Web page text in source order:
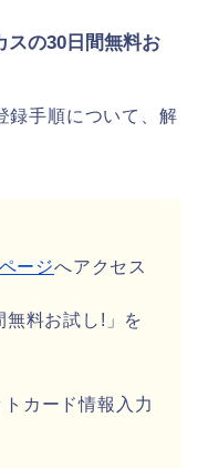
スの30日間無料お
録手順について、解
ージへアクセス
料お試し!」を
カード情報入力